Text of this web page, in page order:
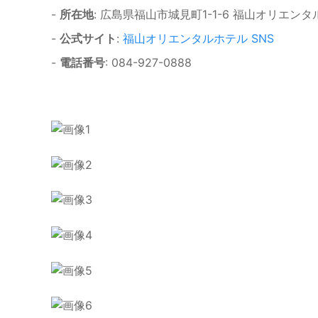
- 所在地: 広島県福山市城見町1-1-6 福山オリエンタ
- 公式サイト : 福山オリエンタルホテル SNS
- 電話番号: 084-927-0888